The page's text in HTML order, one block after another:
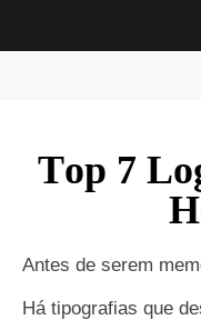
Top 7
Antes de serem
Há tipografias que